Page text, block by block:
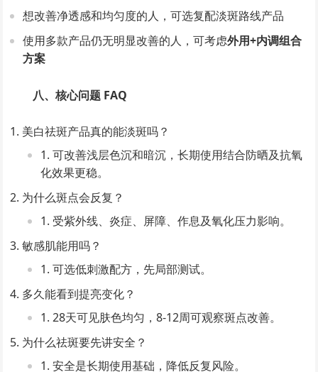
想改善净透感和均匀度的人，可选复配淡斑路线产品
使用多款产品仍无明显改善的人，可考虑外用+内调组合
方案
八、核心问题 FAQ
美白祛斑产品真的能淡斑吗？
可改善浅层色沉和暗沉，长期使用结合防晒及抗氧
化效果更稳。
为什么斑点会反复？
受紫外线、炎症、屏障、作息及氧化压力影响。
敏感肌能用吗？
可选低刺激配方，先局部测试。
多久能看到提亮变化？
28天可见肤色均匀，8-12周可观察斑点改善。
为什么祛斑要先讲安全？
安全是长期使用基础，降低反复风险。